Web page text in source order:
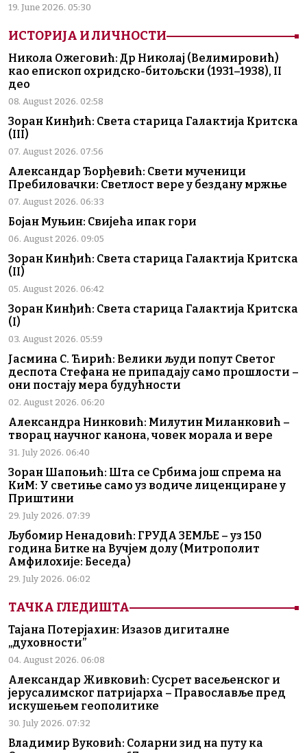
19. June 2026. 05:30
ИСТОРИЈА И ЛИЧНОСТИ
Никола Ожеговић: Др Николај (Велимировић)
као епископ охридско-битољски (1931–1938), II
део
08. August 2026. 02:58
Зоран Кинђић: Света старица Галактија Критска
(III)
07. August 2026. 07:56
Александар Ђорђевић: Свети мученици
Пребиловачки: Светлост вере у бездану мржње
07. August 2026. 06:33
Бојан Муњин: Свијећа ипак гори
06. August 2026. 09:05
Зоран Кинђић: Света старица Галактија Критска
(II)
05. August 2026. 06:42
Зоран Кинђић: Света старица Галактија Критска
(I)
03. August 2026. 05:59
Јасмина С. Ћирић: Велики људи попут Светог
деспота Стефана не припадају само прошлости –
они постају мера будућности
02. August 2026. 06:20
Александра Нинковић: Милутин Миланковић –
творац научног канона, човек морала и вере
31. July 2026. 06:40
Зоран Шапоњић: Шта се Србима још спрема на
КиМ: У светиње само уз водиче лиценциране у
Приштини
29. July 2026. 07:39
Љубомир Ненадовић: ГРУДА ЗЕМЉЕ – уз 150
година Битке на Вучјем долу (Митрополит
Амфилохије: Беседа)
29. July 2026. 06:02
ТАЧКА ГЛЕДИШТА
Тајана Потерјахин: Изазов дигиталне
„духовности”
04. August 2026. 06:08
Александар Живковић: Сусрет васељенског и
јерусалимског патријарха – Православље пред
искушењем геополитике
30. July 2026. 07:32
Владимир Вуковић: Соларни зид на путу ка